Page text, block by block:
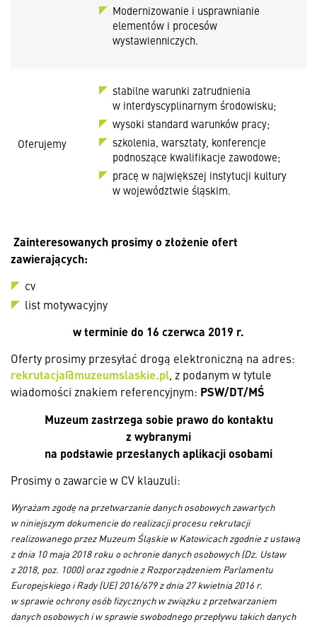
Modernizowanie i usprawnianie
elementów i procesów
wystawienniczych.
Oferujemy
stabilne warunki zatrudnienia
w interdyscyplinarnym środowisku;
wysoki standard warunków pracy;
szkolenia, warsztaty, konferencje
podnoszące kwalifikacje zawodowe;
pracę w największej instytucji kultury
w województwie śląskim.
Zainteresowanych prosimy o złożenie ofert
zawierających:
cv
list motywacyjny
w terminiedo 16 czerwca 2019 r.
Oferty prosimy przesyłać drogą elektroniczną na adres:
rekrutacja@muzeumslaskie.pl , z podanym w tytule
wiadomości znakiem referencyjnym: PSW/DT/MŚ
Muzeum zastrzega sobie prawo do kontaktu
z wybranymi
na podstawie przesłanych aplikacji osobami
Prosimy o zawarcie w CV klauzuli:
Wyrażam zgodę na przetwarzanie danych osobowych zawartych
w niniejszym dokumencie do realizacji procesu rekrutacji
realizowanego przez Muzeum Śląskie w Katowicach zgodnie z ustawą
z dnia 10 maja 2018 roku o ochronie danych osobowych (Dz. Ustaw
z 2018, poz. 1000) oraz zgodnie z Rozporządzeniem Parlamentu
Europejskiego i Rady (UE) 2016/679 z dnia 27 kwietnia 2016 r.
w sprawie ochrony osób fizycznych w związku z przetwarzaniem
danych osobowych i w sprawie swobodnego przepływu takich danych